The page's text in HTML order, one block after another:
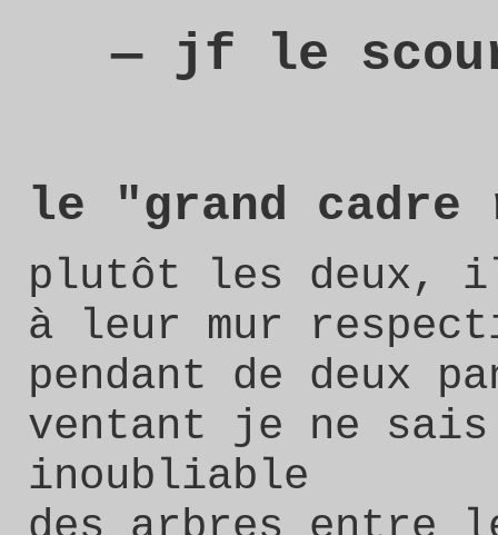
— jf le
le "grand cadre
plutôt les deux,
à leur mur
pendant de deux
ventant je ne
inoubliable